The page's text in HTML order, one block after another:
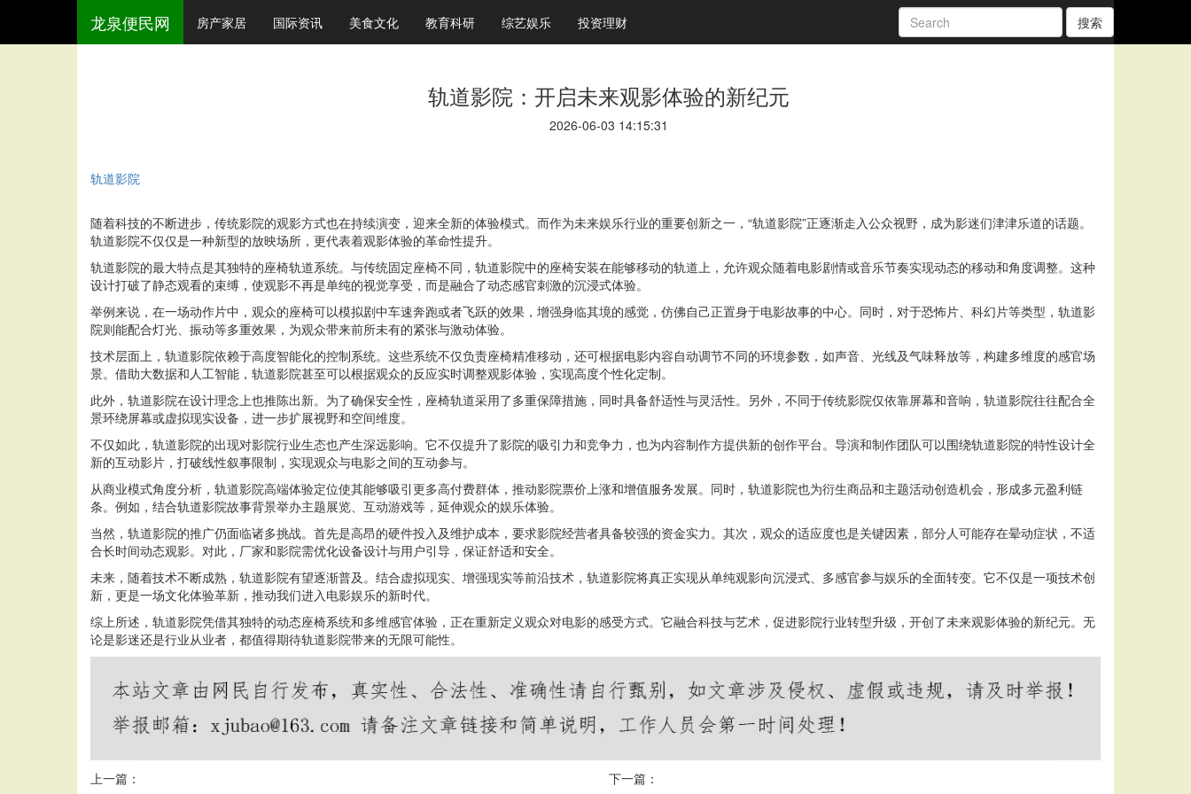
龙泉便民网 房产家居 国际资讯 美食文化 教育科研 综艺娱乐 投资理财 搜索
轨道影院：开启未来观影体验的新纪元
2026-06-03 14:15:31
轨道影院
随着科技的不断进步，传统影院的观影方式也在持续演变，迎来全新的体验模式。而作为未来娱乐行业的重要创新之一，“轨道影院”正逐渐走入公众视野，成为影迷们津津乐道的话题。
轨道影院不仅仅是一种新型的放映场所，更代表着观影体验的革命性提升。
轨道影院的最大特点是其独特的座椅轨道系统。与传统固定座椅不同，轨道影院中的座椅安装在能够移动的轨道上，允许观众随着电影剧情或音乐节奏实现动态的移动和角度调整。这种
设计打破了静态观看的束缚，使观影不再是单纯的视觉享受，而是融合了动态感官刺激的沉浸式体验。
举例来说，在一场动作片中，观众的座椅可以模拟剧中车速奔跑或者飞跃的效果，增强身临其境的感觉，仿佛自己正置身于电影故事的中心。同时，对于恐怖片、科幻片等类型，轨道影
院则能配合灯光、振动等多重效果，为观众带来前所未有的紧张与激动体验。
技术层面上，轨道影院依赖于高度智能化的控制系统。这些系统不仅负责座椅精准移动，还可根据电影内容自动调节不同的环境参数，如声音、光线及气味释放等，构建多维度的感官场
景。借助大数据和人工智能，轨道影院甚至可以根据观众的反应实时调整观影体验，实现高度个性化定制。
此外，轨道影院在设计理念上也推陈出新。为了确保安全性，座椅轨道采用了多重保障措施，同时具备舒适性与灵活性。另外，不同于传统影院仅依靠屏幕和音响，轨道影院往往配合全
景环绕屏幕或虚拟现实设备，进一步扩展视野和空间维度。
不仅如此，轨道影院的出现对影院行业生态也产生深远影响。它不仅提升了影院的吸引力和竞争力，也为内容制作方提供新的创作平台。导演和制作团队可以围绕轨道影院的特性设计全
新的互动影片，打破线性叙事限制，实现观众与电影之间的互动参与。
从商业模式角度分析，轨道影院高端体验定位使其能够吸引更多高付费群体，推动影院票价上涨和增值服务发展。同时，轨道影院也为衍生商品和主题活动创造机会，形成多元盈利链
条。例如，结合轨道影院故事背景举办主题展览、互动游戏等，延伸观众的娱乐体验。
当然，轨道影院的推广仍面临诸多挑战。首先是高昂的硬件投入及维护成本，要求影院经营者具备较强的资金实力。其次，观众的适应度也是关键因素，部分人可能存在晕动症状，不适
合长时间动态观影。对此，厂家和影院需优化设备设计与用户引导，保证舒适和安全。
未来，随着技术不断成熟，轨道影院有望逐渐普及。结合虚拟现实、增强现实等前沿技术，轨道影院将真正实现从单纯观影向沉浸式、多感官参与娱乐的全面转变。它不仅是一项技术创
新，更是一场文化体验革新，推动我们进入电影娱乐的新时代。
综上所述，轨道影院凭借其独特的动态座椅系统和多维感官体验，正在重新定义观众对电影的感受方式。它融合科技与艺术，促进影院行业转型升级，开创了未来观影体验的新纪元。无
论是影迷还是行业从业者，都值得期待轨道影院带来的无限可能性。
上一篇： 下一篇：